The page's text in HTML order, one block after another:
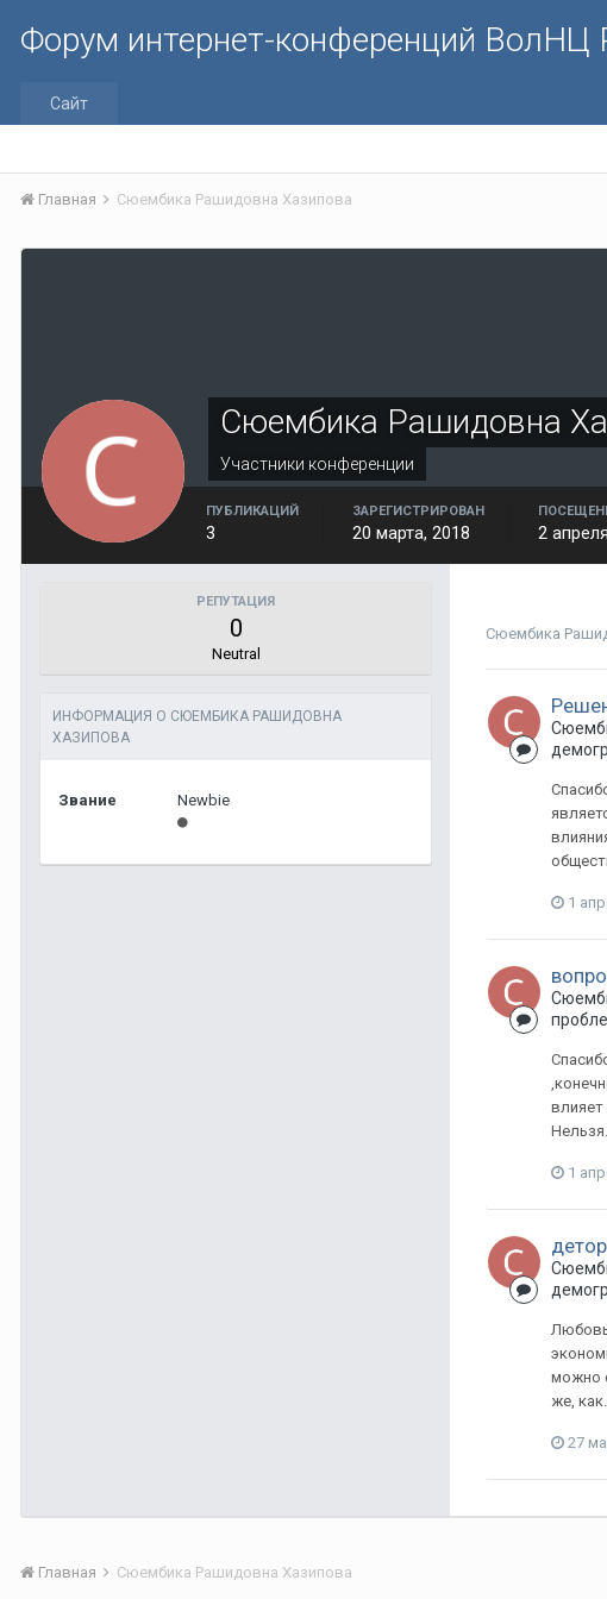
Форум интернет-конференций ВолНЦ
Сайт
Главная Сюембика Рашидовна Хазипова
Сюембика Рашидовна
Участники конференции
ПУБЛИКАЦИЙ
3
ЗАРЕГИСТРИРОВАН
20 марта, 2018 2
РЕПУТАЦИЯ
0
Neutral
ИНФОРМАЦИЯ О СЮЕМБИКА РАШИДОВНА
ХАЗИПОВА
Звание Newbie
Сюембика
1
влияет
1
Любовь
можно
же,
27
Главная Сюембика Рашидовна Хазипова